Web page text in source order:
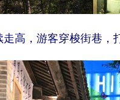
高，游客穿梭街巷，